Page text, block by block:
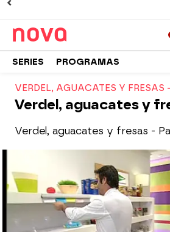
SERIES PROGRAMAS
VERDEL, AGUACATES Y FRESAS -
Verdel, aguacates y
Verdel, aguacates y fresas -